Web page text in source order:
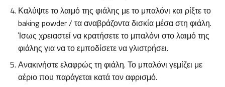
Καλύψτε το λαιμό της φιάλης με το μπαλόνι και ρίξτε το
baking powder / τα αναβράζοντα δισκία μέσα στη φιάλη.
Ίσως χρειαστεί να κρατήσετε το μπαλόνι στο λαιμό της
φιάλης για να το εμποδίσετε να γλιστρήσει.
Ανακινήστε ελαφρώς τη φιάλη. Το μπαλόνι γεμίζει με
αέριο που παράγεται κατά τον αφρισμό.